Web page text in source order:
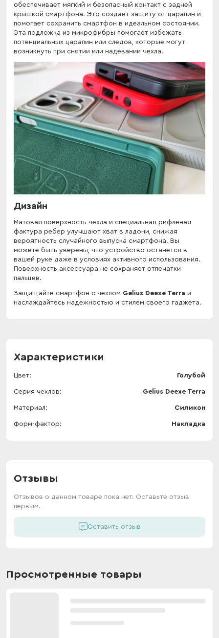
обеспечивает мягкий и безопасный контакт с задней
крышкой смартфона. Это создает защиту от царапин и
помогает сохранить смартфон в идеальном состоянии.
Эта подложка из микрофибры помогает избежать
потенциальных царапин или следов, которые могут
возникнуть при снятии или надевании чехла.
Дизайн
Матовая поверхность чехла и специальная рифленая
фактура ребер улучшают хват в ладони, снижая
вероятность случайного выпуска смартфона. Вы
можете быть уверены, что устройство останется в
вашей руке даже в условиях активного использования.
Поверхность аксессуара не сохраняет отпечатки
пальцев.
Защищайте смартфон с чехлом Gelius Deexe Terra и
наслаждайтесь надежностью и стилем своего гаджета.
Характеристики
Цвет Голубой
Серия чехлов Gelius Deexe Terra
Материал Силикон
Форм-фактор Накладка
Отзывы
Отзывов о данном товаре пока нет. Оставьте отзыв
первым.
Оставить отзыв
Просмотренные товары